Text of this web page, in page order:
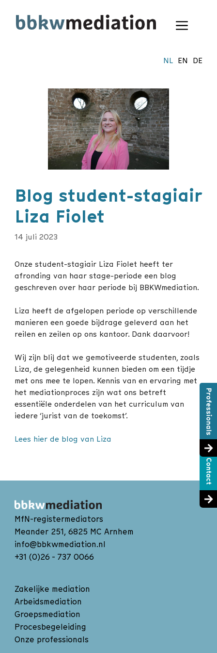
naar
NL EN DE
Menu
Blog student-stagiair
Liza Fiolet
14 juli 2023
Onze student-stagiair Liza Fiolet heeft ter
afronding van haar stage-periode een blog
geschreven over haar periode bij BBKWmediation.
Liza heeft de afgelopen periode op verschillende
manieren een goede bijdrage geleverd aan het
reilen en zeilen op ons kantoor. Dank daarvoor!
Wij zijn blij dat we gemotiveerde studenten, zoals
Liza, de gelegenheid kunnen bieden om een tijdje
met ons mee te lopen. Kennis van en ervaring met
het mediationproces zijn wat ons betreft
essentiële onderdelen van het curriculum van
iedere ‘jurist van de toekomst’.
Lees hier de blog van Liza
MfN-registermediators
Meander 251, 6825 MC Arnhem
info@bbkwmediation.nl
+31 (0)26 - 737 0066
Zakelijke mediation
Arbeidsmediation
Groepsmediation
Procesbegeleiding
Onze professionals